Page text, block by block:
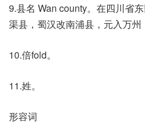
9.县名 Wan county。在四川省
渠县，蜀汉改南浦县，元入万州
10.倍fold。
11.姓。
形容词